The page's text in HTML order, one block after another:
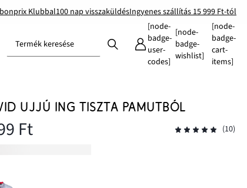
Klubbal100 nap visszaküldésIngyenes szállítás 15 999 Ft-tól
Termék keresése
[node-
badge-
user-
codes]
[node-
badge-
wishlist]
[node-
badge-
cart-
items]
UJJÚ ING TISZTA PAMUTBÓL
Ft (10)